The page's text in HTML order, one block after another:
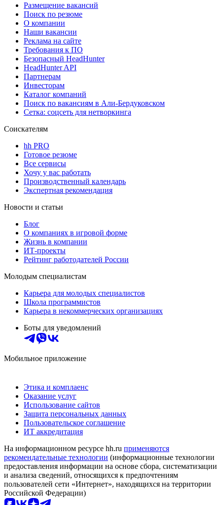
Размещение вакансий
Поиск по резюме
О компании
Наши вакансии
Реклама на сайте
Требования к ПО
Безопасный HeadHunter
HeadHunter API
Партнерам
Инвесторам
Каталог компаний
Поиск по вакансиям в Али-Бердуковском
Сетка: соцсеть для нетворкинга
Соискателям
hh PRO
Готовое резюме
Все сервисы
Хочу у вас работать
Производственный календарь
Экспертная рекомендация
Новости и статьи
Блог
О компаниях в игровой форме
Жизнь в компании
ИТ-проекты
Рейтинг работодателей России
Молодым специалистам
Карьера для молодых специалистов
Школа программистов
Карьера в некоммерческих организациях
Боты для уведомлений
Мобильное приложение
Этика и комплаенс
Оказание услуг
Использование сайтов
Защита персональных данных
Пользовательское соглашение
ИТ аккредитация
На информационном ресурсе hh.ru применяются
рекомендательные технологии (информационные технологии
предоставления информации на основе сбора, систематизации
и анализа сведений, относящихся к предпочтениям
пользователей сети «Интернет», находящихся на территории
Российской Федерации)